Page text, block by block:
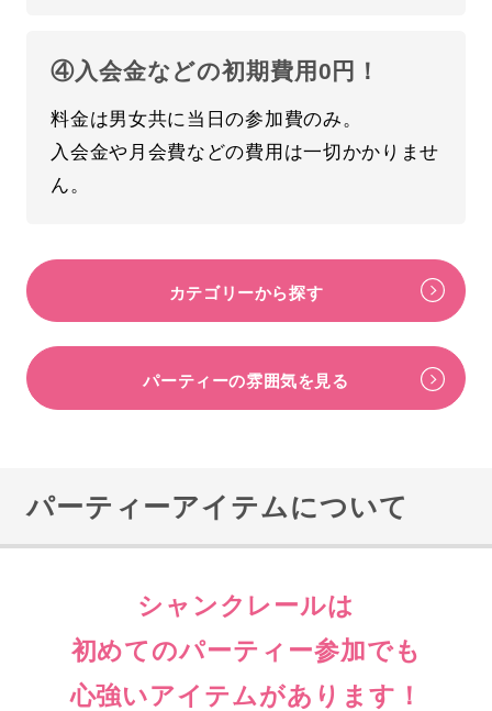
④入会金などの初期費用0円！
料金は男女共に当日の参加費のみ。
入会金や月会費などの費用は一切かかりませ
ん。
カテゴリーから探す
パーティーの雰囲気を見る
パーティーアイテムについて
シャンクレールは
初めてのパーティー参加でも
心強いアイテムがあります！